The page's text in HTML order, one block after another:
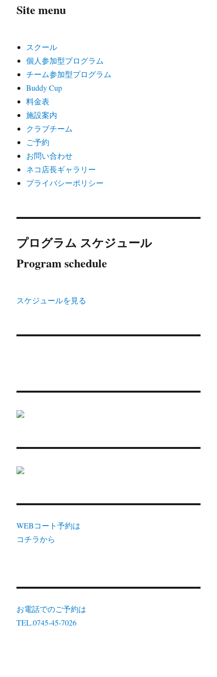
Site menu
スクール
個人参加型プログラム
チーム参加型プログラム
Buddy Cup
料金表
施設案内
クラブチーム
ご予約
お問い合わせ
ネコ店長ギャラリー
プライバシーポリシー
プログラム スケジュール
Program schedule
スケジュールを見る
WEBコート予約は
コチラから
お電話でのご予約は
TEL.0745-45-7026